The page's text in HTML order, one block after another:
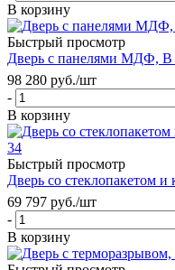
В корзину
Быстрый просмотр
Дверь с панелями МДФ, В
98 280 руб./шт
-
В корзину
Быстрый просмотр
Дверь со стеклопакетом
69 797 руб./шт
-
В корзину